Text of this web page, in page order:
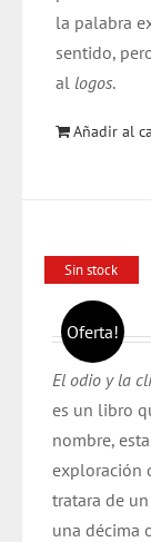
la palabra
sentido,
al logos.
Añadir al
Sin stock
Oferta!
El odio y la
es un libro
nombre,
exploración
tratara de
una décima